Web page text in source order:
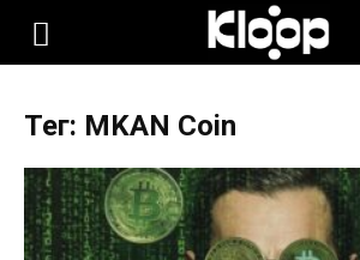
KLOOP.KG
Новости
Тег: MKAN Coin